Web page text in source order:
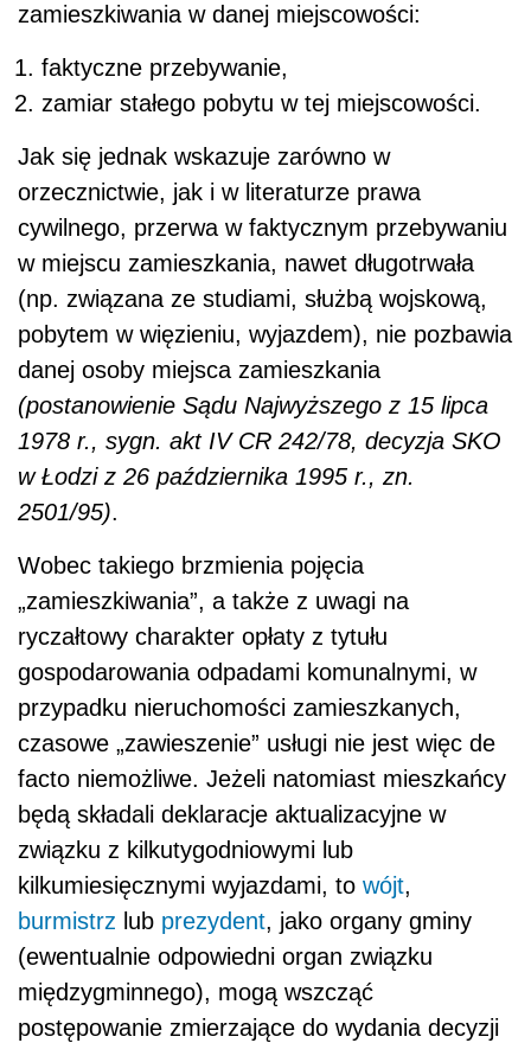
zamieszkiwania w danej miejscowości:
faktyczne przebywanie,
zamiar stałego pobytu w tej miejscowości.
Jak się jednak wskazuje zarówno w
orzecznictwie, jak i w literaturze prawa
cywilnego, przerwa w faktycznym przebywaniu
w miejscu zamieszkania, nawet długotrwała
(np. związana ze studiami, służbą wojskową,
pobytem w więzieniu, wyjazdem), nie pozbawia
danej osoby miejsca zamieszkania
(postanowienie Sądu Najwyższego z 15 lipca
1978 r., sygn. akt IV CR 242/78, decyzja SKO
w Łodzi z 26 października 1995 r., zn.
2501/95).
Wobec takiego brzmienia pojęcia
„zamieszkiwania”, a także z uwagi na
ryczałtowy charakter opłaty z tytułu
gospodarowania odpadami komunalnymi, w
przypadku nieruchomości zamieszkanych,
czasowe „zawieszenie” usługi nie jest więc de
facto niemożliwe. Jeżeli natomiast mieszkańcy
będą składali deklaracje aktualizacyjne w
związku z kilkutygodniowymi lub
kilkumiesięcznymi wyjazdami, to wójt,
burmistrz lub prezydent, jako organy gminy
(ewentualnie odpowiedni organ związku
międzygminnego), mogą wszcząć
postępowanie zmierzające do wydania decyzji